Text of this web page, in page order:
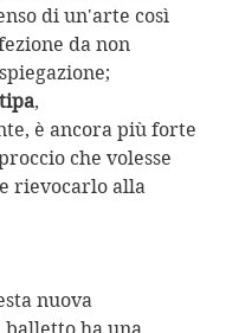
di un'arte così
da non
,
è ancora più forte
che volesse
rievocarlo alla
nuova